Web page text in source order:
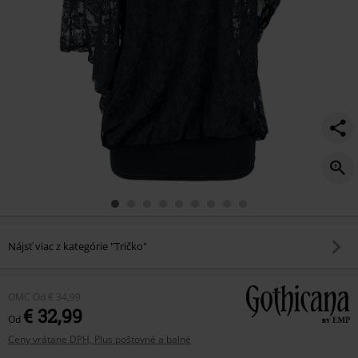
Nájsť viac z kategórie "Tričko"
OMC Od € 34,99
Od € 32,99
Ceny vrátane DPH, Plus poštovné a balné